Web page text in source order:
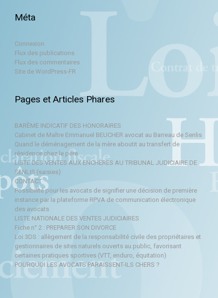
Méta
Connexion
Flux des publications
Flux des commentaires
Site de WordPress-FR
Pages et Articles Phares
BARÈME INDICATIF DES HONORAIRES
Cabinet de Maître Emmanuel BEUCHER avocat au Barreau de Senlis
Quand le déménagement de la mère aboutit au transfert de
résidence chez le père
LISTE DES VENTES AUX ENCHÈRES AU TRIBUNAL JUDICIAIRE DE
SENLIS (saisies)
CONTACT
Possibilité pour les avocats de signifier une décision de première
instance par la plateforme RPVA de communication électronique
des avocats
LISTE NATIONALE DES VENTES JUDICIAIRES
Fiche n° 2 : PREPARER SON DIVORCE
Loi 3DS : allègement de la responsabilité civile des propriétaires et
gestionnaires de sites naturels ouverts au public, favorisant
certaines pratiques sportives (VTT, enduro, équitation)
POURQUOI LES AVOCATS PARAISSENT-ILS CHERS ?